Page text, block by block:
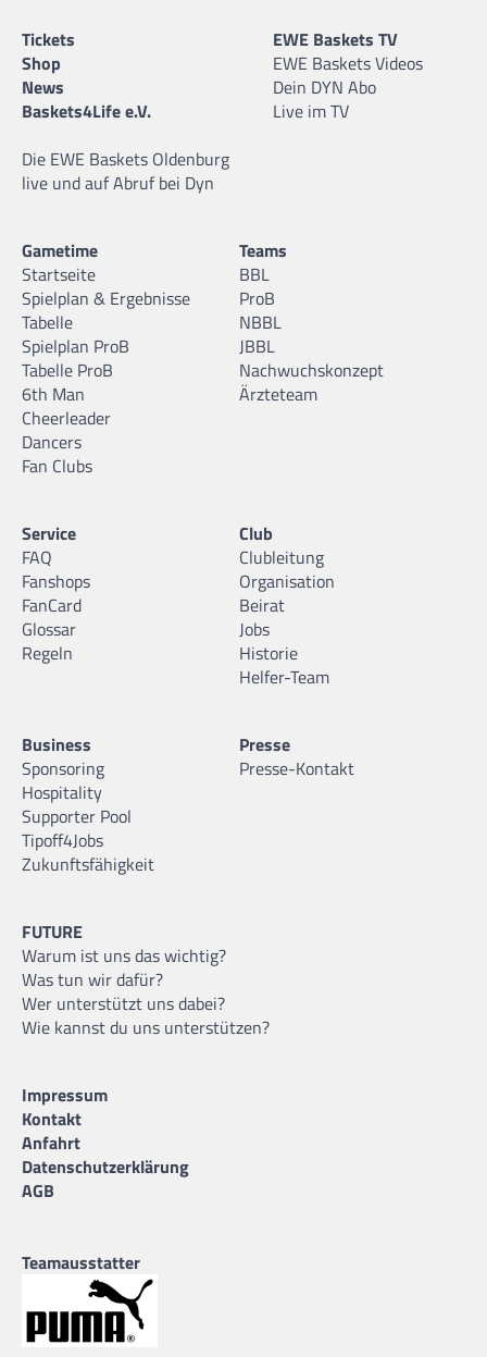
Tickets
Shop
News
Baskets4Life e.V.
Die EWE Baskets Oldenburg
live und auf Abruf bei Dyn
EWE Baskets TV
EWE Baskets Videos
Dein DYN Abo
Live im TV
Gametime
Startseite
Spielplan & Ergebnisse
Tabelle
Spielplan ProB
Tabelle ProB
6th Man
Cheerleader
Dancers
Fan Clubs
Teams
BBL
ProB
NBBL
JBBL
Nachwuchskonzept
Ärzteteam
Service
FAQ
Fanshops
FanCard
Glossar
Regeln
Club
Clubleitung
Organisation
Beirat
Jobs
Historie
Helfer-Team
Business
Sponsoring
Hospitality
Supporter Pool
Tipoff4Jobs
Zukunftsfähigkeit
Presse
Presse-Kontakt
FUTURE
Warum ist uns das wichtig?
Was tun wir dafür?
Wer unterstützt uns dabei?
Wie kannst du uns unterstützen?
Impressum
Kontakt
Anfahrt
Datenschutzerklärung
AGB
Teamausstatter